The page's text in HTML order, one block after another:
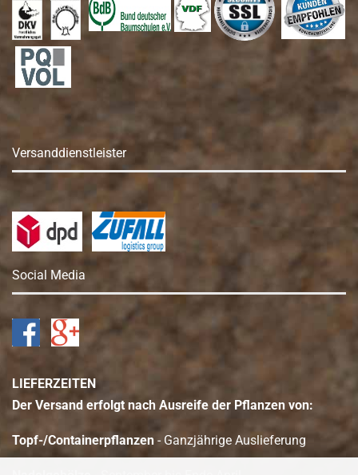
Versanddienstleister
Social Media
LIEFERZEITEN
Der Versand erfolgt nach Ausreife der Pflanzen von:
Topf-/Containerpflanzen - Ganzjährige Auslieferung